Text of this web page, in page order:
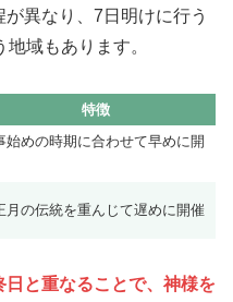
異なり、7日明けに行う
域もあります。
特徴
始めの時期に合わせて早めに開
月の伝統を重んじて遅めに開催
と重なることで、神様を